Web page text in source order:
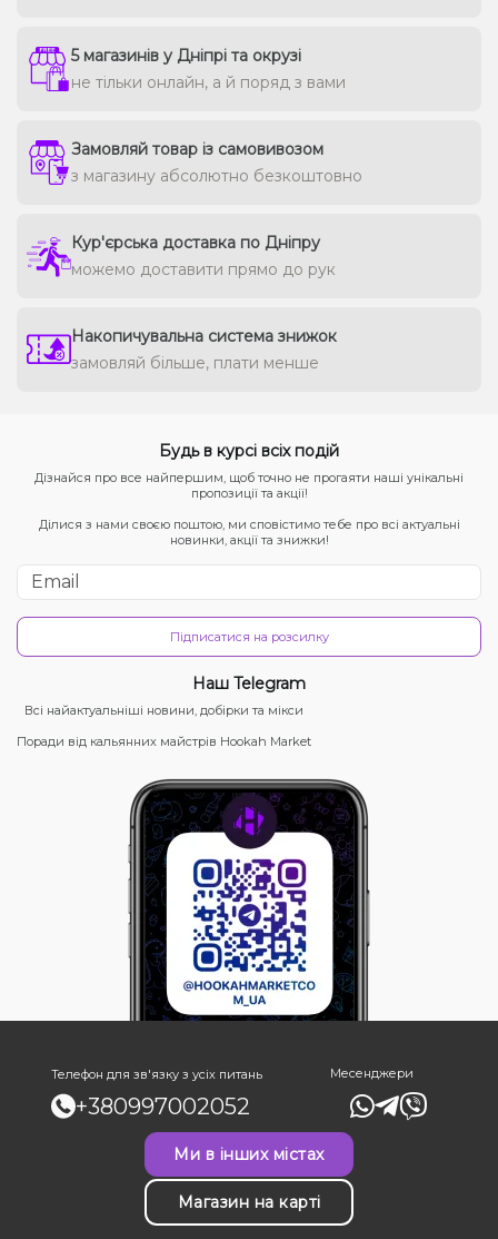
5 магазинів у Дніпрі та окрузі
не тільки онлайн, а й поряд з вами
Замовляй товар із самовивозом
з магазину абсолютно безкоштовно
Кур'єрська доставка по Дніпру
можемо доставити прямо до рук
Накопичувальна система знижок
замовляй більше, плати менше
Будь в курсі всіх подій
Дізнайся про все найпершим, щоб точно не прогаяти наші унікальні
пропозиції та акції!
Ділися з нами своєю поштою, ми сповістимо тебе про всі актуальні
новинки, акції та знижки!
Підписатися на розсилку
Наш Telegram
Всі найактуальніші новини, добірки та мікси
Поради від кальянних майстрів Hookah Market
Телефон для зв'язку з усіх питань
+380997002052
Месенджери
Ми в інших містах
Магазин на карті